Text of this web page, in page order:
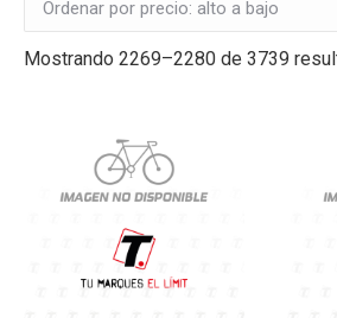
Mostrando 2269–2280 de 3739